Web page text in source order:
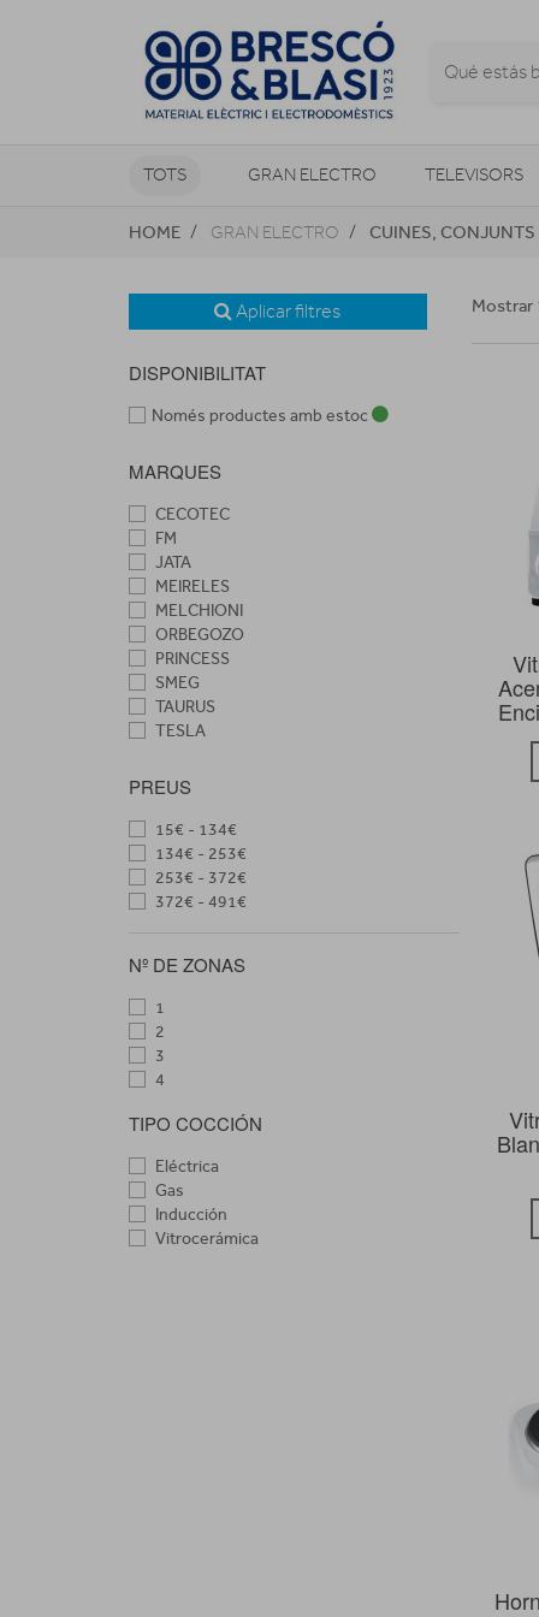
TOTS GRAN ELECTRO TELEVISORS
CLIMATITZACIÓ I CALEFACCIÓ
HOME GRAN ELECTRO CUINES,
Aplicar filtres
DISPONIBILITAT
Només productes amb estoc
MARQUES
CECOTEC
FM
JATA
MEIRELES
MELCHIONI
ORBEGOZO
PRINCESS
SMEG
TAURUS
TESLA
VITROKITCHEN
PREUS
15€ - 134€
134€ - 253€
253€ - 372€
372€ - 491€
Nº DE ZONAS
1
2
3
4
TIPO COCCIÓN
Eléctrica
Gas
Inducción
Vitrocerámica
Mostrar